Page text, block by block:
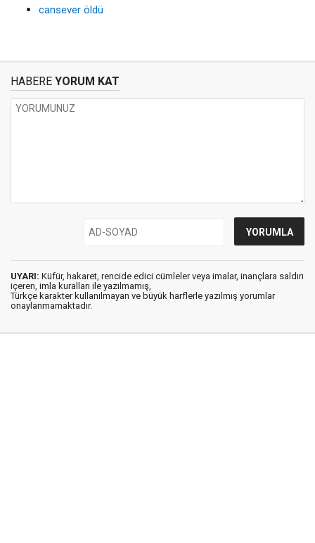
cansever öldü
HABERE YORUM KAT
UYARI: Küfür, hakaret, rencide edici cümleler veya imalar, inançlara saldırı
içeren, imla kuralları ile yazılmamış,
Türkçe karakter kullanılmayan ve büyük harflerle yazılmış yorumlar
onaylanmamaktadır.